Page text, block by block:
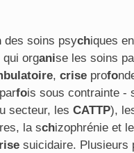
des soins psychiques
qui organise les soins
, crise profo
fois sous contrainte -
secteur, les CATTP),
la schizophrénie et
suicidaire. Plusieurs